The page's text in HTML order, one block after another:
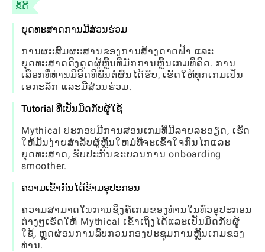
ຂໍ້ດີ
ຍຸດທະສາດການມີສ່ວນຮ່ວມ
ການຜະສົມຜະສານຂອງການສ້າງດາດຟ້າ ແລະ
ຍຸດທະສາດດຶງດູດຜູ້ຫຼິ້ນທີ່ມັກການຫຼິ້ນເກມທີ່ຄິດ. ການ
ເລືອກທີ່ທ່ານມີອິດທິພົນຕໍ່ຜົນໄດ້ຮັບ, ເຮັດໃຫ້ທຸກເກມເປັນ
ເອກະລັກ ແລະມີສ່ວນຮ່ວມ.
Tutorial ທີ່ເປັນມິດກັບຜູ້ໃຊ້
Mythical ປະກອບມີການສອນເກມທີ່ມີລາຍລະອຽດ, ເຮັດ
ໃຫ້ມັນງ່າຍສໍາລັບຜູ້ຫຼິ້ນໃຫມ່ທີ່ຈະເຂົ້າໃຈກົນໄກແລະ
ຍຸດທະສາດ, ຮັບປະກັນຂະບວນການ onboarding
smoother.
ຄວາມເຂົ້າກັນໄດ້ຂ້າມອຸປະກອນ
ຄວາມສາມາດໃນການຊິງຄ໌ເກມຂອງທ່ານໃນທົ່ວອຸປະກອນ
ຕ່າງໆເຮັດໃຫ້ Mythical ເຂົ້າເຖິງໄດ້ແລະເປັນມິດກັບຜູ້
ໃຊ້, ຫຼຸດຜ່ອນການລົບກວນກອງປະຊຸມການຫຼິ້ນເກມຂອງ
ທ່ານ.